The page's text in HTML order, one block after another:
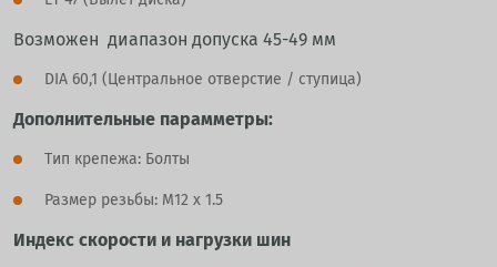
Возможен диапазон допуска 45-49 мм
DIA 60,1 (Центральное отверстие / ступица)
Дополнительные парамметры:
Тип крепежа: Болты
Размер резьбы: M12 x 1.5
Индекс скорости и нагрузки шин